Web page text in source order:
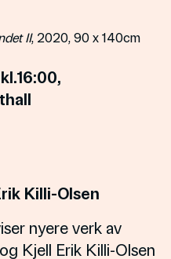
II, 2020, 90 x 140cm
Killi-Olsen
nyere verk av
Kjell Erik Killi-Olsen